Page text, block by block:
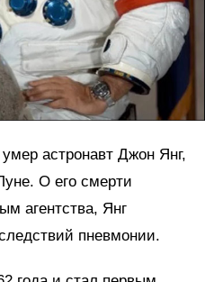
астронавт Джон Янг,
О его смерти
агентства, Янг
пневмонии.